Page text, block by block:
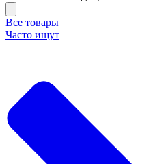
Все товары
Часто ищут